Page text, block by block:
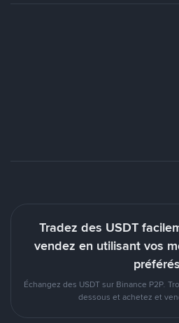
Tradez des USDT
vendez en utilisant vos
préférés
Échangez des USDT sur Binance P2P.
dessous et achetez et